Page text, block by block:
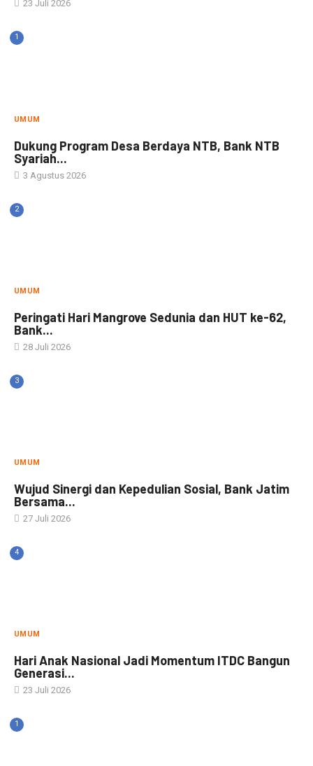
23 Juli 2026
1
UMUM
Dukung Program Desa Berdaya NTB, Bank NTB
Syariah...
3 Agustus 2026
2
UMUM
Peringati Hari Mangrove Sedunia dan HUT ke-62,
Bank...
28 Juli 2026
3
UMUM
Wujud Sinergi dan Kepedulian Sosial, Bank Jatim
Bersama...
27 Juli 2026
4
UMUM
Hari Anak Nasional Jadi Momentum ITDC Bangun
Generasi...
23 Juli 2026
1